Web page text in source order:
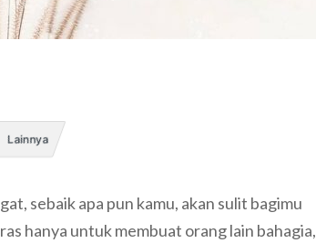
Lainnya
sebaik apa pun kamu, akan sulit bagimu
hanya untuk membuat orang lain bahagia,